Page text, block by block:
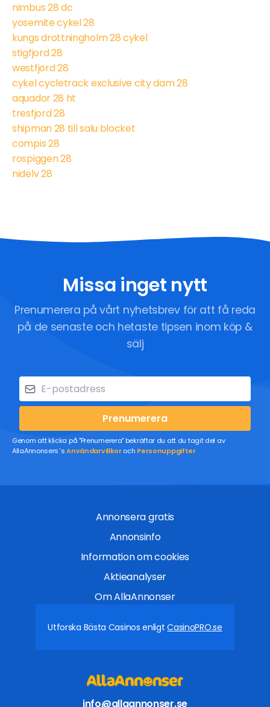
nimbus 28 dc
yosemite cykel 28
kungs drottningholm 28 cykel
stigfjord 28
westfjord 28
cykel cycletrack exclusive city dam 28
aquador 28 ht
tresfjord 28
shipman 28 till salu blocket
compis 28
rospiggen 28
nidelv 28
Missa inget nytt
Prenumerera på vårt nyhetsbrev för att få reda
på de senaste och hetaste tipsen inom köp &
sälj
Prenumerera
Genom att klicka på "Prenumerera" bekräftar du att du tagit del av
AllaAnnonsers´sAnvändarvillkoroch Personuppgifter
Annonsera gratis
Annonsinfo
Information om cookies
Aktieanalyser
Om AllaAnnonser
Utforska Bästa Casinos enligtCasinoPRO.se
info@allaannonser.se